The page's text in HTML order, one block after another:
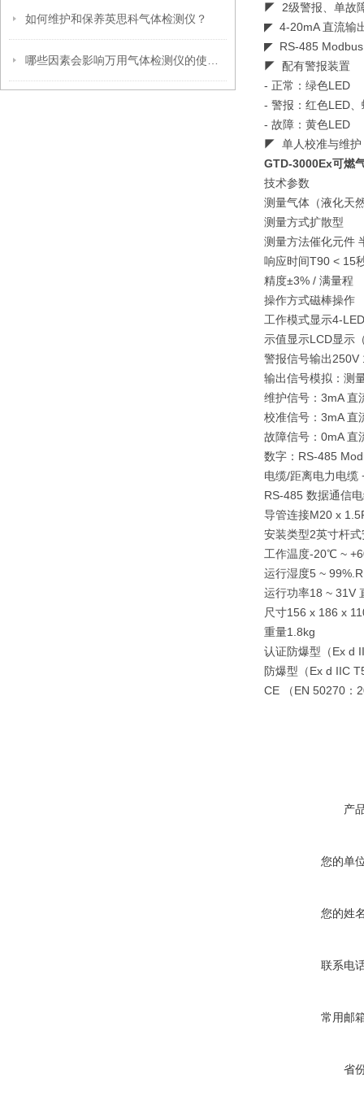
如何维护和保养英思科气体检测仪？
◤ 2级警报、单故
◤ 4-20mA 直流输
◤ RS-485 Modbus
◤ 配有警报装置
- 正常：绿色LED
- 警报：红色LED
- 故障：黄色LED
◤ 单人校准与维护
GTD-3000Ex可燃
技术参数
测量气体（液化天
测量方式扩散型
测量方法催化元件
响应时间T90 < 15
精度±3% / 满量程
操作方式磁棒操作
工作模式显示4-
示值显示LCD显示
警报信号输出250V
输出信号模拟：测
维护信号：3mA 直
校准信号：3mA 直
故障信号：0mA 直
数字：RS-485
电缆/距离电力电缆
RS-485 数据通信
导管连接M20 x
安装类型2英寸杆
工作温度-20℃ ~
运行湿度5 ~
运行功率18 ~ 31V
尺寸156 x 186 x
重量1.8kg
认证防爆型（Ex d
防爆型（Ex d IIC
CE （EN 50270：
产
您的单
您的姓
联系电
常用邮
省